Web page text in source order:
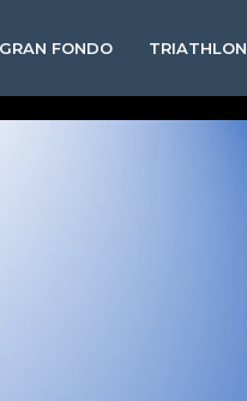
GRAN FONDO TRIATHLON